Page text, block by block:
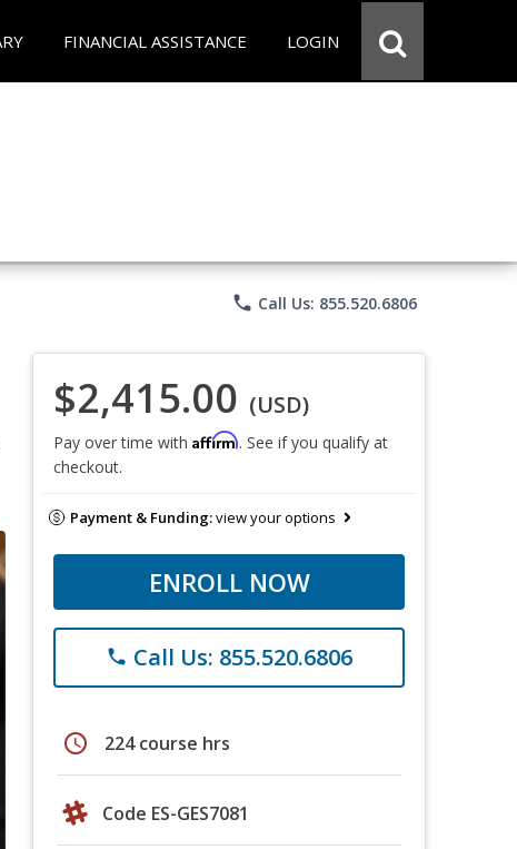
FINANCIAL ASSISTANCE LOGIN
phone Call Us: 855.520.6806
$2,415.00 (USD)
Pay over time with Affirm. See if you qualify at
checkout.
Payment & Funding:view your options
ENROLL NOW
phone Call Us: 855.520.6806
schedule 224 course hrs
Code ES-GES7081